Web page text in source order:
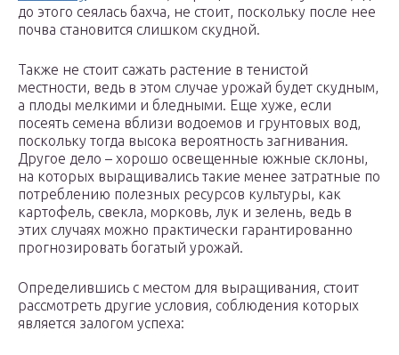
до этого сеялась бахча, не стоит, поскольку после нее
почва становится слишком скудной.
Также не стоит сажать растение в тенистой
местности, ведь в этом случае урожай будет скудным,
а плоды мелкими и бледными. Еще хуже, если
посеять семена вблизи водоемов и грунтовых вод,
поскольку тогда высока вероятность загнивания.
Другое дело – хорошо освещенные южные склоны,
на которых выращивались такие менее затратные по
потреблению полезных ресурсов культуры, как
картофель, свекла, морковь, лук и зелень, ведь в
этих случаях можно практически гарантированно
прогнозировать богатый урожай.
Определившись с местом для выращивания, стоит
рассмотреть другие условия, соблюдения которых
является залогом успеха: